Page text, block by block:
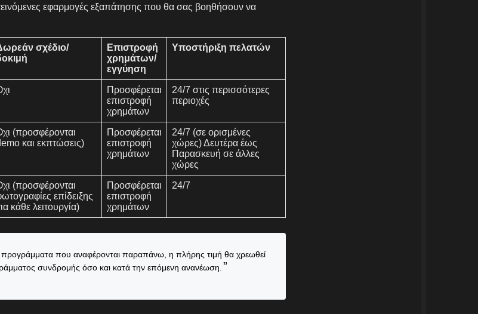
εφαρμογές εξαπάτησης που θα σας βοηθήσουν να
σχέδιο/
Επιστροφή
χρημάτων/
εγγύηση
Υποστήριξη πελατών
Προσφέρεται
επιστροφή
χρημάτων
24/7 στις περισσότερες
περιοχές
(προσφέρονται
και εκπτώσεις)
Προσφέρεται
επιστροφή
χρημάτων
24/7 (σε ορισμένες
χώρες) Δευτέρα έως
Παρασκευή σε άλλες
χώρες
(προσφέρονται
επίδειξης
κάθε λειτουργία)
Προσφέρεται
επιστροφή
χρημάτων
24/7
προγράμματα που αναφέρονται παραπάνω, η πλήρης τιμή θα χρεωθεί
συνδρομής όσο και κατά την επόμενη ανανέωση.